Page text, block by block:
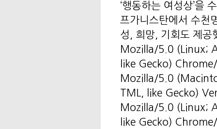
‘행동하는 여성상’을
프가니스탄에서 수천
성, 희망, 기회도 제공
Mozilla/5.0 (Linux;
like Gecko)
Mozilla/5.0
TML, like Gecko)
Mozilla/5.0 (Linux;
like Gecko)